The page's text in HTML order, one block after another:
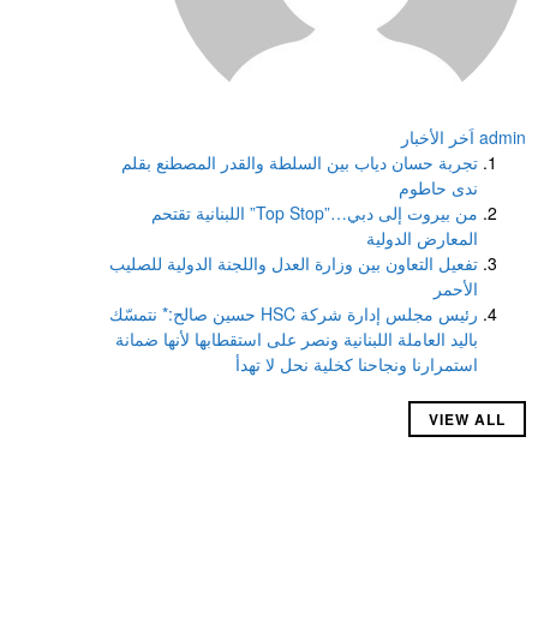
admin اَخر الأخبار
تجربة حسان دياب بين السلطة والقدر المصطنع بقلم
ندى حاطوم
من بيروت إلى دبي…”Top Stop” اللبنانية تقتحم
المعارض الدولية
تفعيل التعاون بين وزارة العدل واللجنة الدولية للصليب
الأحمر
رئيس مجلس إدارة شركة HSC حسين صالح:* نتمسّك
باليد العاملة اللبنانية ونصر على استقطابها لأنها ضمانة
استمرارنا ونجاحنا كخلية نحل لا تهدأ
VIEW ALL